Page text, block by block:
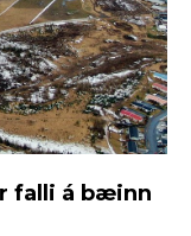
falli á bæinn